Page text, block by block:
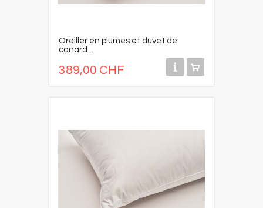
Oreiller en plumes et duvet de
canard...
389,00 CHF